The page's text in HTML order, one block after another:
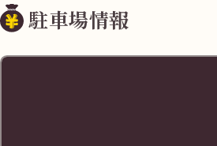
駐車場情報